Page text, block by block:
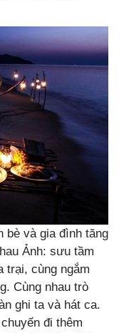
bè và gia đình tăng
Ảnh: sưu tầm
trại, cùng ngắm
Cùng nhau trò
ghi ta và hát ca.
đi thêm